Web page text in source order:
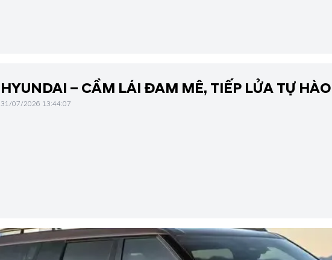
HYUNDAI – CẦM LÁI ĐAM MÊ, TIẾP LỬA TỰ HÀO
31/07/2026 13:44:07